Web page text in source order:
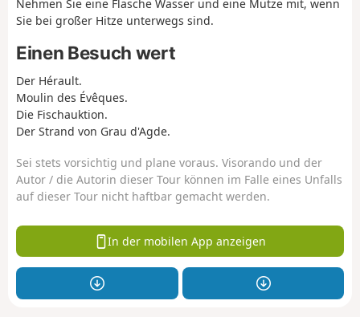
Nehmen Sie eine Flasche Wasser und eine Mütze mit, wenn
Sie bei großer Hitze unterwegs sind.
Einen Besuch wert
Der Hérault.
Moulin des Évêques.
Die Fischauktion.
Der Strand von Grau d'Agde.
Sei stets vorsichtig und plane voraus. Visorando und der
Autor / die Autorin dieser Tour können im Falle eines Unfalls
auf dieser Tour nicht haftbar gemacht werden.
In der mobilen App anzeigen